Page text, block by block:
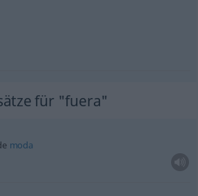
für "fuera"
moda